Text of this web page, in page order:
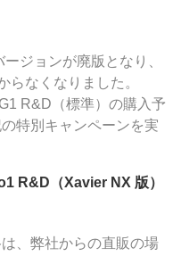
ジョンが廃版となり、
らなくなりました。
R&D（標準）の購入予
特別キャンペーンを実
R&D（Xavier NX 版）
、弊社からの直販の場